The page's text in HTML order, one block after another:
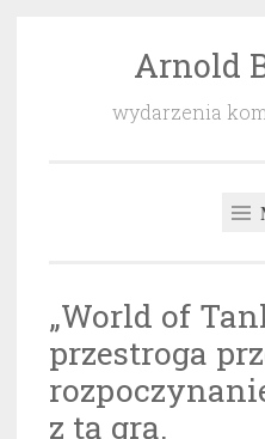
Arnold
wydarzenia
„World of
przestroga
z tą grą.